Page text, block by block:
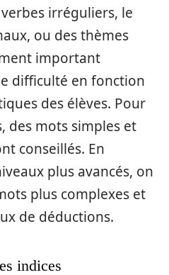
irréguliers, le
ou des thèmes
important
difficulté en fonction
des élèves. Pour
des mots simples et
conseillés. En
plus avancés, on
plus complexes et
de déductions.
indices